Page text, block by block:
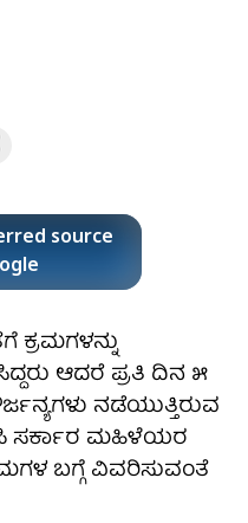
source
ಕ್ರಮಗಳನ್ನು
ಆದರೆ ಪ್ರತಿ ದಿನ ೫
ನಡೆಯುತ್ತಿರುವ
ಸರ್ಕಾರ ಮಹಿಳೆಯರ
ಬಗ್ಗೆ ವಿವರಿಸುವಂತೆ